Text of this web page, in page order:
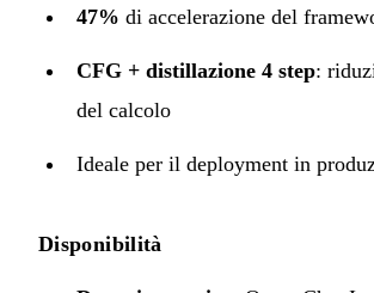
47% di accelerazione del
CFG + distillazione 4 step:
del calcolo
Ideale per il deployment in
Disponibilità